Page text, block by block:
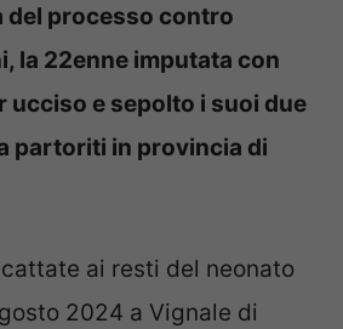
del processo contro
la 22enne imputata con
ucciso e sepolto i suoi due
partoriti in provincia di
ai resti del neonato
2024 a Vignale di